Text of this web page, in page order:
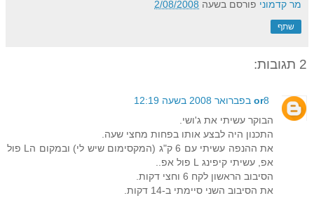
מר קדמוני פורסם בשעה 2/08/2008
שתף
2 תגובות:
or8 בפברואר 2008 בשעה 12:19
הבוקר עשיתי את ג'ושי.
התכנון היה לבצע אותו בפחות מחצי שעה.
את ההנפה עשיתי עם 6 ק"ג (המקסימום שיש לי) ובמקום הL פול
אפ, עשיתי קיפינג L פול אפ..
הסיבוב הראשון לקח 6 וחצי דקות.
את הסיבוב השני סיימתי ב-14 דקות.